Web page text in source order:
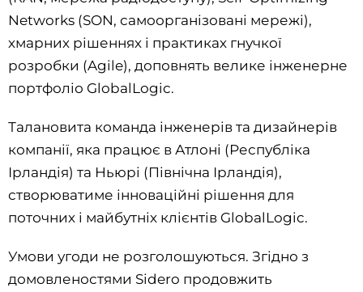
Networks (SON, самоорганізовані мережі),
хмарних рішеннях і практиках гнучкої
розробки (Agile), доповнять велике інженерне
портфоліо GlobalLogic.
Талановита команда інженерів та дизайнерів
компанії, яка працює в Атлоні (Республіка
Ірландія) та Ньюрі (Північна Ірландія),
створюватиме інноваційні рішення для
поточних і майбутніх клієнтів GlobalLogic.
Умови угоди не розголошуються. Згідно з
домовленостями Sidero продовжить